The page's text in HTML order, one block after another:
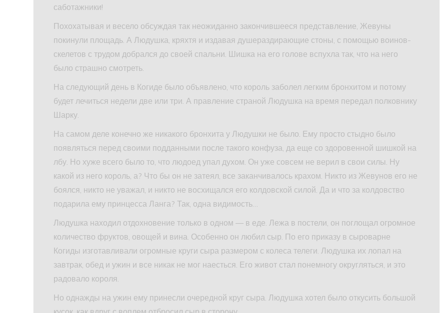
саботажники!
Похохатывая и весело обсуждая так неожиданно закончившееся представление, Жевуны
покинули площадь. А Людушка, кряхтя и издавая душераздирающие стоны, с помощью воинов-
скелетов с трудом добрался до своей спальни. Шишка на его голове вспухла так, что на него
было страшно смотреть.
На следующий день в Когиде было объявлено, что король заболел легким бронхитом и потому
будет лечиться недели две или три. А правление страной Людушка на время передал полковнику
Шарку.
На самом деле конечно же никакого бронхита у Людушки не было. Ему просто стыдно было
появляться перед своими подданными после такого конфуза, да еще со здоровенной шишкой на
лбу. Но хуже всего было то, что людоед упал духом. Он уже совсем не верил в свои силы. Ну
какой из него король, а? Что бы он не затеял, все заканчивалось крахом. Никто из Жевунов его не
боялся, никто не уважал, и никто не восхищался его колдовской силой. Да и что за колдовство
подарила ему принцесса Ланга? Так, одна видимость…
Людушка находил отдохновение только в одном — в еде. Лежа в постели, он поглощал огромное
количество фруктов, овощей и вина. Особенно он любил сыр. По его приказу в сыроварне
Когиды изготавливали огромные круги сыра размером с колеса телеги. Людушка их лопал на
завтрак, обед и ужин и все никак не мог наесться. Его живот стал понемногу округляться, и это
радовало короля.
Но однажды на ужин ему принесли очередной круг сыра. Людушка хотел было откусить большой